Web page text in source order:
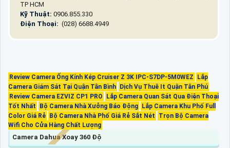
TP HCM
Kỹ Thuật: 0906.855.330
Điện Thoại: (028) 6688.4949
Review Camera Ống Kính Kép Cruiser Z 3K IPC-S7DP-5M0WEZ
Lắp
Camera Giám Sát Tại Quận Tân Bình
Dịch Vụ Thuê It Quận Tân Phú
Review Camera EZVIZ CP1 PRO
Lắp Camera Quan Sát Qua Điện Thoại
Tốt Nhất
Bộ Camera Nhà Xưởng Báo Động
Lắp Camera Khu Phố Full
Color Giá Rẻ
Bộ Camera Nhà Phố Giá Rẻ Sắt Nét
Trọn Bộ Camera
Wifi Cho Cửa Hàng Chất Lượng
Camera Dahua Xoay 360 Độ